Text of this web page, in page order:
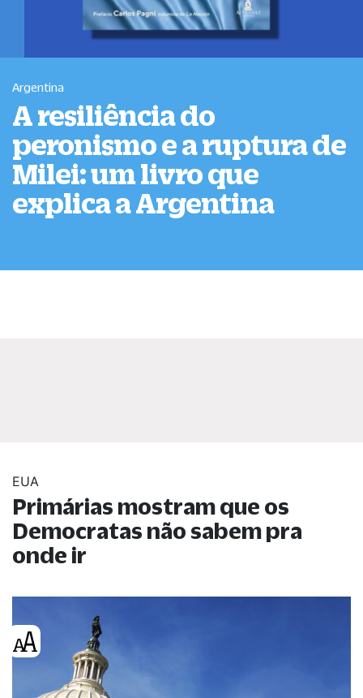
Argentina
A resiliência do
peronismo e a ruptura de
Milei: um livro que
explica a Argentina
EUA
Primárias mostram que os
Democratas não sabem pra
onde ir